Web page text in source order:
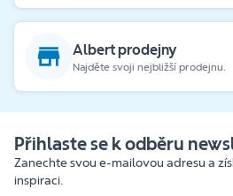
Albert prodejny
Najděte svoji nejbližší prodejnu.
Přihlaste se k odběru
Zanechte svou e-mailovou adresu a
inspiraci.